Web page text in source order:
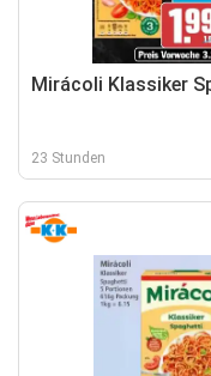
Mirácoli Klassiker
23 Stunden